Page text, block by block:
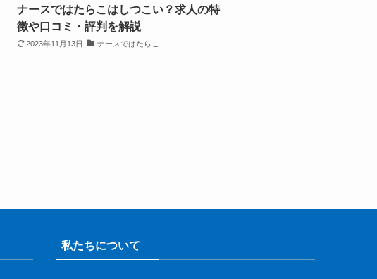
ナースではたらこはしつこい？求人の特
徴や口コミ・評判を解説
2023年11月13日 ナースではたらこ
私たちについて